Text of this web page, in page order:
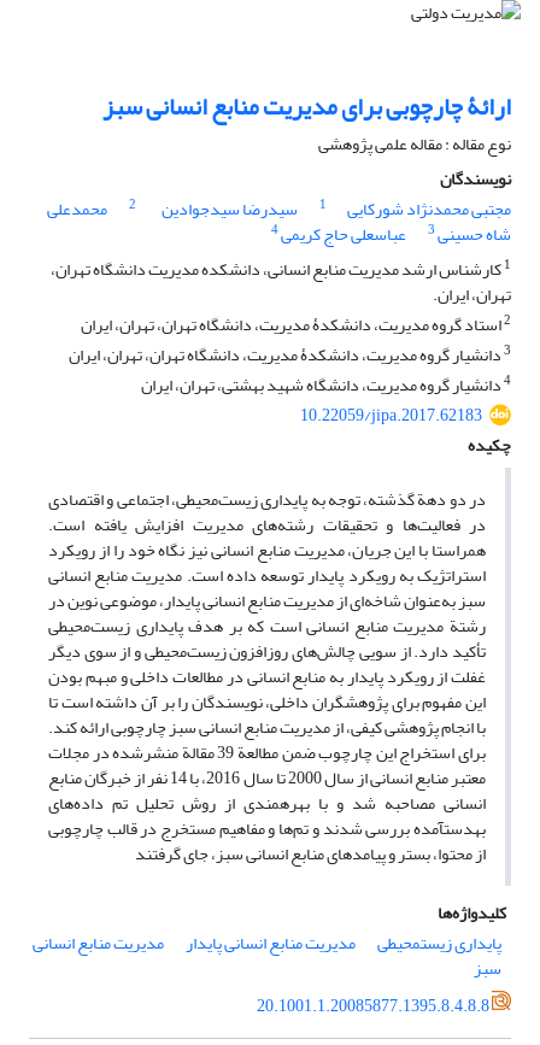
ارائۀ چارچوبی برای مدیریت منابع انسانی سبز
نوع مقاله : مقاله علمی پژوهشی
نویسندگان
مجتبی محمدنژاد شورکایی
1 سیدرضا سیدجوادین 2 محمدعلی
شاه حسینی3 عباسعلی حاج کریمی4
1کارشناس ارشد مدیریت منابع انسانی، دانشکده مدیریت دانشگاه تهران،
تهران، ایران.
2استاد گروه مدیریت، دانشکدۀ مدیریت، دانشگاه تهران، تهران، ایران
3دانشیار گروه مدیریت، دانشکدۀ مدیریت، دانشگاه تهران، تهران، ایران
4دانشیار گروه مدیریت، دانشگاه شهید بهشتی، تهران، ایران
10.22059/jipa.2017.62183
چکیده
در دو دهة گذشته، توجه به پایداری زیست‌محیطی، اجتماعی و اقتصادی
در فعالیت‌ها و تحقیقات رشته‌های مدیریت افزایش یافته است.
همراستا با این جریان، مدیریت منابع انسانی نیز نگاه خود را از رویکرد
استراتژیک به رویکرد پایدار توسعه داده است. مدیریت منابع انسانی
سبز به‌عنوان شاخه‌ای از مدیریت منابع انسانی پایدار، موضوعی نوین در
رشتة مدیریت منابع انسانی است که بر هدف پایداری زیست‌محیطی
تأکید دارد. از سویی چالش‌های روزافزون زیست‌محیطی و از سوی دیگر
غفلت از رویکرد پایدار به منابع انسانی در مطالعات داخلی و مبهم بودن
این مفهوم برای پژوهشگران داخلی، نویسندگان را بر آن داشته است تا
با انجام پژوهشی کیفی، از مدیریت منابع انسانی سبز چارچوبی ارائه کند.
برای استخراج این چارچوب ضمن مطالعة 39 مقالة منشرشده در مجلات
معتبر منابع انسانی از سال 2000 تا سال 2016، با 14 نفر از خبرگان منابع
انسانی مصاحبه شد و با بهره‎مندی از روش تحلیل تم داده‌های
به‎دست‎آمده بررسی شدند و تم‌ها و مفاهیم مستخرج در قالب چارچوبی
از محتوا، بستر و پیامدهای منابع انسانی سبز، جای گرفتند
کلیدواژه‌ها
پایداری زیست‎محیطی
مدیریت منابع انسانی پایدار مدیریت منابع انسانی
سبز
20.1001.1.20085877.1395.8.4.8.8